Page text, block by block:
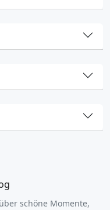
schöne Momente,